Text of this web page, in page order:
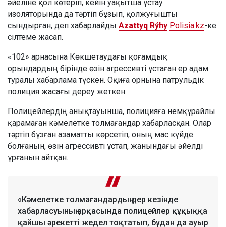
әйеліне қол көтеріп, кейін уақытша ұстау
изоляторында да тәртіп бұзып, қолжуғышты
сындырған, деп хабарлайды Azattyq Rýhy Polisia.kz-ке
сілтеме жасап.
«102» арнасына Көкшетаудағы қоғамдық
орындардың бірінде өзін агрессивті ұстаған ер адам
туралы хабарлама түскен. Оқиға орнына патрульдік
полиция жасағы дереу жеткен.
Полицейлердің анықтауынша, полицияға немқұрайлы
қарамаған кәмелетке толмағандар хабарласқан. Олар
тәртіп бұзған азаматты көрсетіп, оның мас күйде
болғанын, өзін агрессивті ұстап, жанындағы әйелді
ұрғанын айтқан.
«Кәмелетке толмағандардың дер кезінде
хабарласуының арқасында полицейлер құқыққа
қайшы әрекетті жедел тоқтатып, бұдан да ауыр